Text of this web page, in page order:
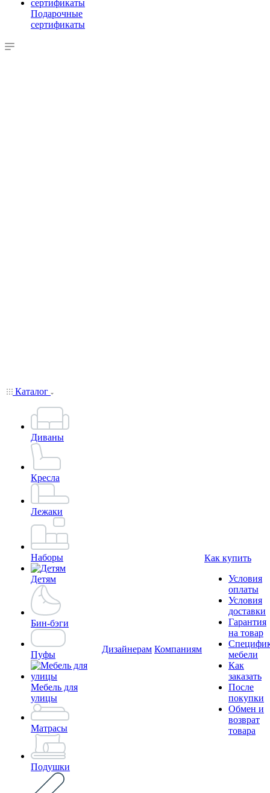
Подарочные
сертификаты
Каталог
Диваны
Кресла
Лежаки
Наборы
Детям
Бин-бэги
Пуфы
Мебель для
улицы
Матрасы
Подушки
Дизайнерам Компаниям
Как купить
Условия
оплаты
Условия
доставки
Гарантия
на товар
мебели
Как
заказать
После
покупки
Обмен и
возврат
товара